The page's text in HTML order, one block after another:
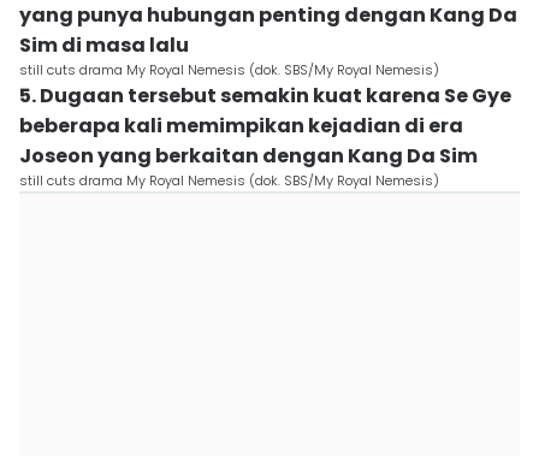
yang punya hubungan penting dengan Kang Da
Sim di masa lalu
still cuts drama My Royal Nemesis (dok. SBS/My Royal Nemesis)
5. Dugaan tersebut semakin kuat karena Se Gye
beberapa kali memimpikan kejadian di era
Joseon yang berkaitan dengan Kang Da Sim
still cuts drama My Royal Nemesis (dok. SBS/My Royal Nemesis)